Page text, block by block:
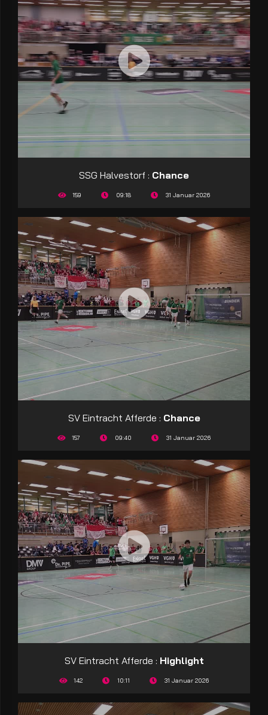
SSG Halvestorf : Chance
159 09:18 31 Januar 2026
SV Eintracht Afferde : Chance
157 09:40 31 Januar 2026
SV Eintracht Afferde : Highlight
142 10:11 31 Januar 2026